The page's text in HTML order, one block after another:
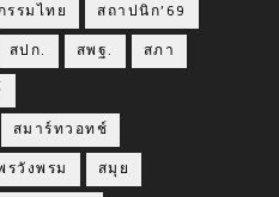
รรมไทย สถาปนิก’69
สปก. สพฐ. สภา
สมาร์ทวอทช์
รวังพรม สมุย